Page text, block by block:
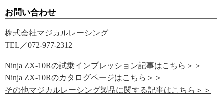
お問い合わせ
株式会社マジカルレーシング
TEL／072-977-2312
Ninja ZX-10Rの試乗インプレッション記事はこちら＞＞
Ninja ZX-10Rのカタログページはこちら＞＞
その他マジカルレーシング製品に関する記事はこちら＞＞